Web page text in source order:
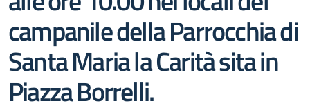
campanile della Parrocchia di
Santa Maria la Carità sita in
Piazza Borrelli.